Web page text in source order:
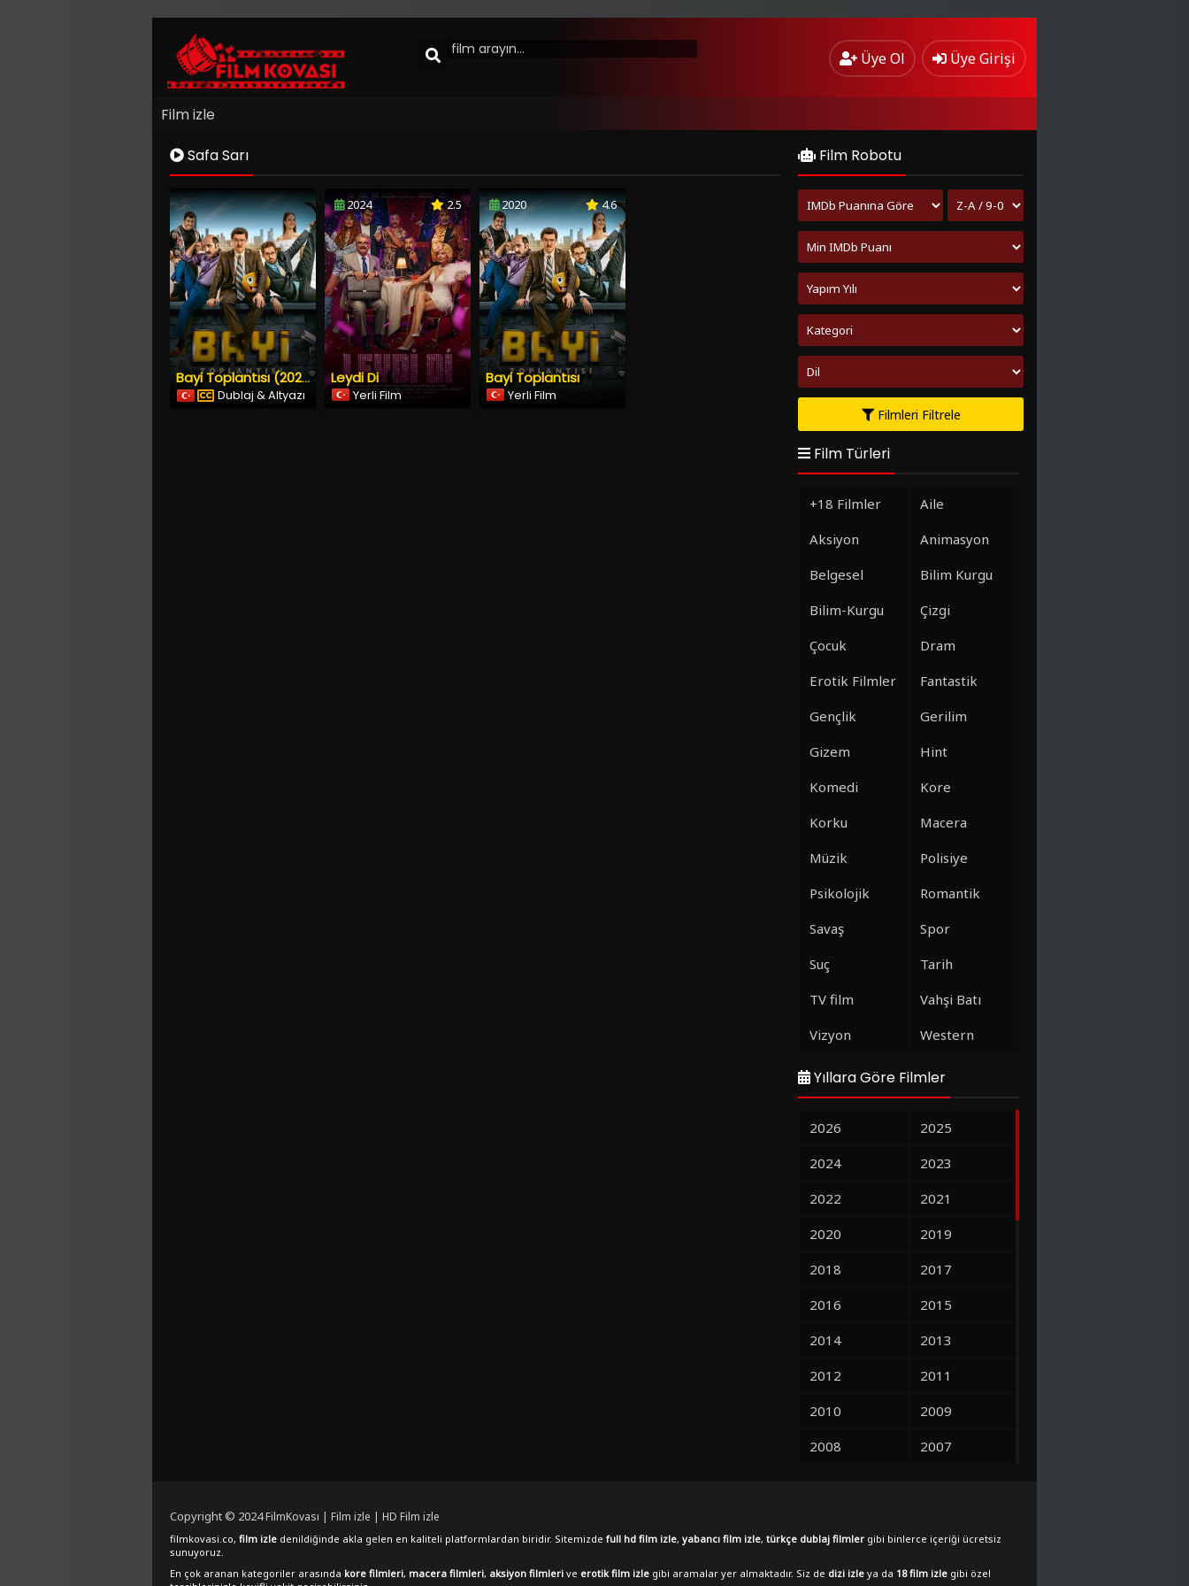
Üye Ol Üye Girişi
Film izle
Safa Sarı
Bayi Toplantısı (2020) İzle
Dublaj & Altyazı
2024 2.5
Leydi Di
Yerli Film
2020 4.6
Bayi Toplantısı
Yerli Film
Film Robotu
Filmleri Filtrele
Film Türleri
+18 Filmler
Aile
Aksiyon
Animasyon
Belgesel
Bilim Kurgu
Bilim-Kurgu
Çizgi
Çocuk
Dram
Erotik Filmler
Fantastik
Gençlik
Gerilim
Gizem
Hint
Komedi
Kore
Korku
Macera
Müzik
Polisiye
Psikolojik
Romantik
Savaş
Spor
Suç
Tarih
TV film
Vahşi Batı
Vizyon
Western
Yıllara Göre Filmler
2026
2025
2024
2023
2022
2021
2020
2019
2018
2017
2016
2015
2014
2013
2012
2011
2010
2009
2008
2007
Copyright © 2024FilmKovası | Film izle | HD Film izle
filmkovasi.co, film izle denildiğinde akla gelen en kaliteli platformlardan biridir. Sitemizde full hd film izle, yabancı film izle, türkçe dublaj filmler gibi binlerce içeriği ücretsiz
sunuyoruz.
En çok aranan kategoriler arasında kore filmleri, macera filmleri, aksiyon filmleri ve erotik film izle gibi aramalar yer almaktadır. Siz de dizi izle ya da 18 film izle gibi özel